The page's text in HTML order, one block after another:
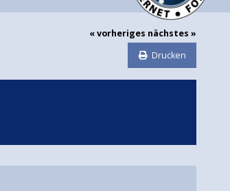
« vorheriges nächstes »
Drucken